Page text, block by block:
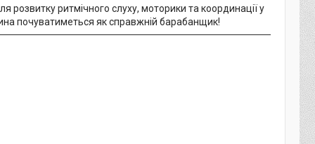
розвитку ритмічного слуху, моторики та координації у
почуватиметься як справжній барабанщик!